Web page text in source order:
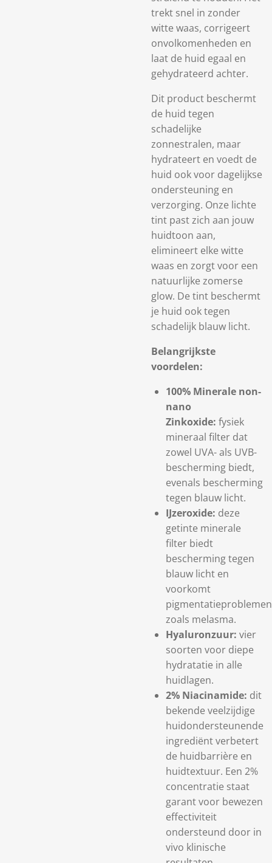
trekt snel in zonder
witte waas, corrigeert
onvolkomenheden en
laat de huid egaal en
gehydrateerd achter.
Dit product beschermt
de huid tegen
schadelijke
zonnestralen, maar
hydrateert en voedt de
huid ook voor dagelijkse
ondersteuning en
verzorging. Onze lichte
tint past zich aan jouw
huidtoon aan,
elimineert elke witte
waas en zorgt voor een
natuurlijke zomerse
glow. De tint beschermt
je huid ook tegen
schadelijk blauw licht.
Belangrijkste
voordelen:
100% Minerale non-
nano
Zinkoxide: fysiek
mineraal filter dat
zowel UVA- als UVB-
bescherming biedt,
evenals bescherming
tegen blauw licht.
IJzeroxide: deze
getinte minerale
filter biedt
bescherming tegen
blauw licht en
voorkomt
pigmentatieproblemen
zoals melasma.
Hyaluronzuur: vier
soorten voor diepe
hydratatie in alle
huidlagen.
2% Niacinamide: dit
bekende veelzijdige
huidondersteunende
ingrediënt verbetert
de huidbarrière en
huidtextuur. Een 2%
concentratie staat
garant voor bewezen
effectiviteit
ondersteund door in
vivo klinische